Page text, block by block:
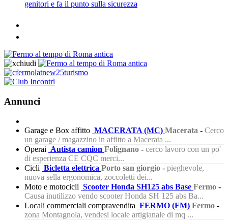
genitori e fa il punto sulla sicurezza
Annunci
Garage e Box affitto MACERATA (MC) Macerata - Cerco
un garage / magazzino in affitto a Macerata ...
Operai Autista camion Folignano - cerco lavoro con un po'
di esperienza CE CQC merci...
Cicli Bicletta elettrica Porto san giorgio - pieghevole,
nuova sella ergonomica, zoccoletti dei...
Moto e motocicli Scooter Honda SH125 abs Base Fermo -
Causa inutilizzo vendo scooter Honda SH 125 abs Ba...
Locali commerciali compravendita FERMO (FM) Fermo -
zona Montagnola, vendesi locale artigianale di mq ...